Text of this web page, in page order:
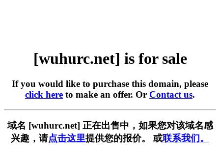
[wuhurc.net] is for sale
If you would like to purchase this domain, please
click here to make an offer. Or Contact us.
域名 [wuhurc.net] 正在出售中，如果您对该域名感
兴趣，请点击这里提供您的报价。 或联系我们。